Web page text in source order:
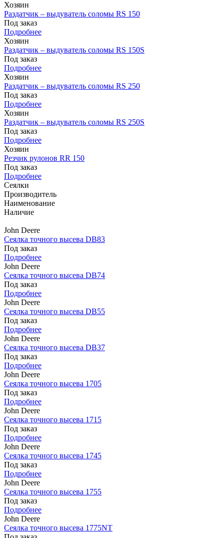
Хозяин
Раздатчик – выдуватель соломы RS 150
Под заказ
Подробнее
Хозяин
Раздатчик – выдуватель соломы RS 150S
Под заказ
Подробнее
Хозяин
Раздатчик – выдуватель соломы RS 250
Под заказ
Подробнее
Хозяин
Раздатчик – выдуватель соломы RS 250S
Под заказ
Подробнее
Хозяин
Резчик рулонов RR 150
Под заказ
Подробнее
Сеялки
Производитель
Наименование
Наличие
John Deere
Сеялка точного высева DB83
Под заказ
Подробнее
John Deere
Сеялка точного высева DB74
Под заказ
Подробнее
John Deere
Сеялка точного высева DB55
Под заказ
Подробнее
John Deere
Сеялка точного высева DB37
Под заказ
Подробнее
John Deere
Сеялка точного высева 1705
Под заказ
Подробнее
John Deere
Сеялка точного высева 1715
Под заказ
Подробнее
John Deere
Сеялка точного высева 1745
Под заказ
Подробнее
John Deere
Сеялка точного высева 1755
Под заказ
Подробнее
John Deere
Сеялка точного высева 1775NT